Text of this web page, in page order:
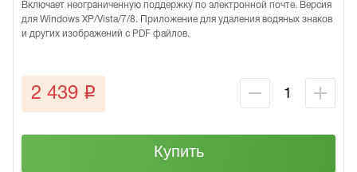
Включает неограниченную поддержку по электронной почте. Версия
для Windows XP/Vista/7/8. Приложение для удаления водяных знаков
и других изображений с PDF файлов.
2 439 q
Купить